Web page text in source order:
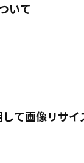
いて
て画像リサイ